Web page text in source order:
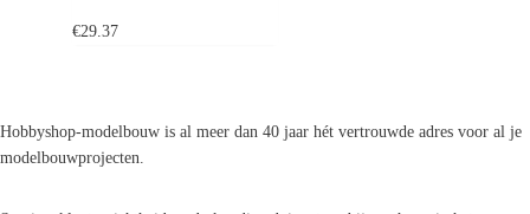
€29.37
Hobbyshop-modelbouw is al meer dan 40 jaar hét vertrouwde adres voor al je
modelbouwprojecten.